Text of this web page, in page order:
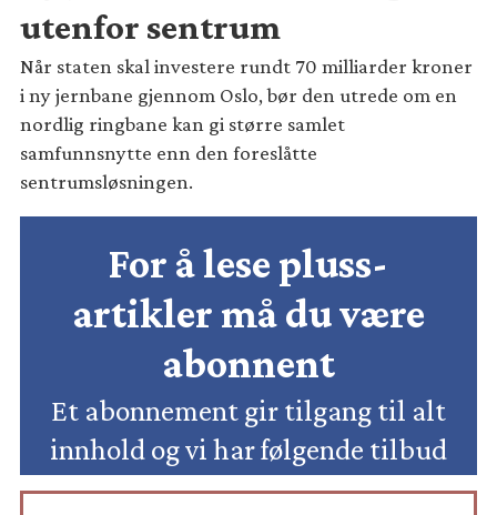
utenfor sentrum
Når staten skal investere rundt 70 milliarder kroner
i ny jernbane gjennom Oslo, bør den utrede om en
nordlig ringbane kan gi større samlet
samfunnsnytte enn den foreslåtte
sentrumsløsningen.
For å lese pluss-
artikler må du være
abonnent
Et abonnement gir tilgang til alt
innhold og vi har følgende tilbud